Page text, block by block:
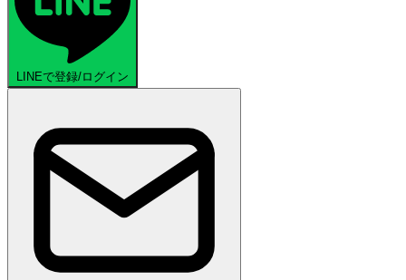
LINEで登録/ログイン